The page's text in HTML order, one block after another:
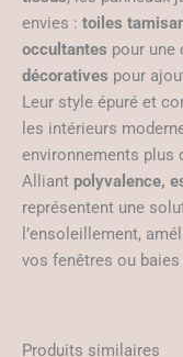
envies : toiles
occultantes pour une
décoratives pour
Leur style épuré et
les intérieurs
environnements plus
Alliant polyvalence,
représentent une
l’ensoleillement,
vos fenêtres ou
Produits similaires